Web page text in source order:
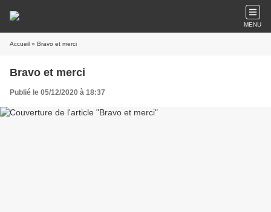
MENU
Accueil » Bravo et merci
Bravo et merci
Publié le 05/12/2020 à 18:37